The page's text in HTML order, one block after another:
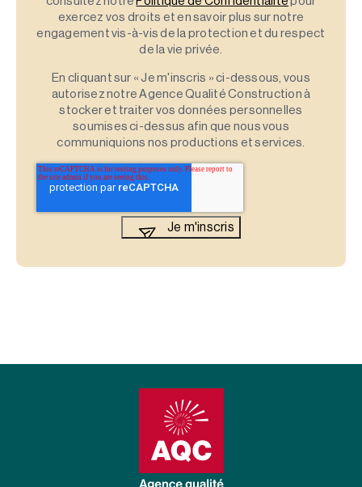
exercez vos droits et en savoir plus sur notre
engagement vis-à-vis de la protection et du respect
de la vie privée.
En cliquant sur « Je m'inscris » ci-dessous, vous
autorisez notre Agence Qualité Construction à
stocker et traiter vos données personnelles
soumises ci-dessus afin que nous vous
communiquions nos productions et services.